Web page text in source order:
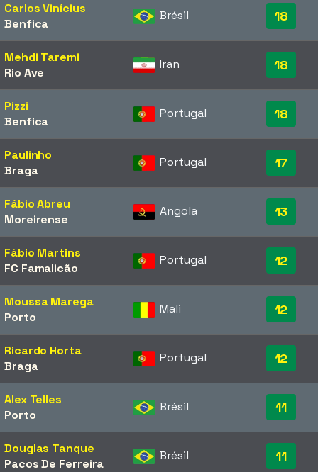
Carlos Vinícius
Benfica
Brésil 18
Mehdi Taremi
Rio Ave
Iran 18
Pizzi
Benfica
Portugal 18
Paulinho
Braga
Portugal 17
Fábio Abreu
Moreirense
Angola 13
Fábio Martins
FC Famalicão
Portugal 12
Moussa Marega
Porto
Mali 12
Ricardo Horta
Braga
Portugal 12
Alex Telles
Porto
Brésil 11
Douglas Tanque
Pacos De Ferreira
Brésil 11